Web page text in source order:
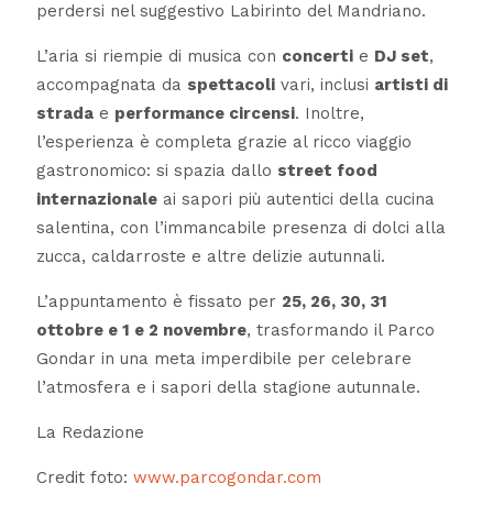
perdersi nel suggestivo Labirinto del Mandriano.
L’aria si riempie di musica con concertie DJ set,
accompagnata da spettacolivari, inclusi artisti di
stradae performance circensi. Inoltre,
l’esperienza è completa grazie al ricco viaggio
gastronomico: si spazia dallo street food
internazionaleai sapori più autentici della cucina
salentina, con l’immancabile presenza di dolci alla
zucca, caldarroste e altre delizie autunnali.
L’appuntamento è fissato per 25, 26, 30, 31
ottobre e 1 e 2 novembre, trasformando il Parco
Gondar in una meta imperdibile per celebrare
l’atmosfera e i sapori della stagione autunnale.
La Redazione
Credit foto: www.parcogondar.com